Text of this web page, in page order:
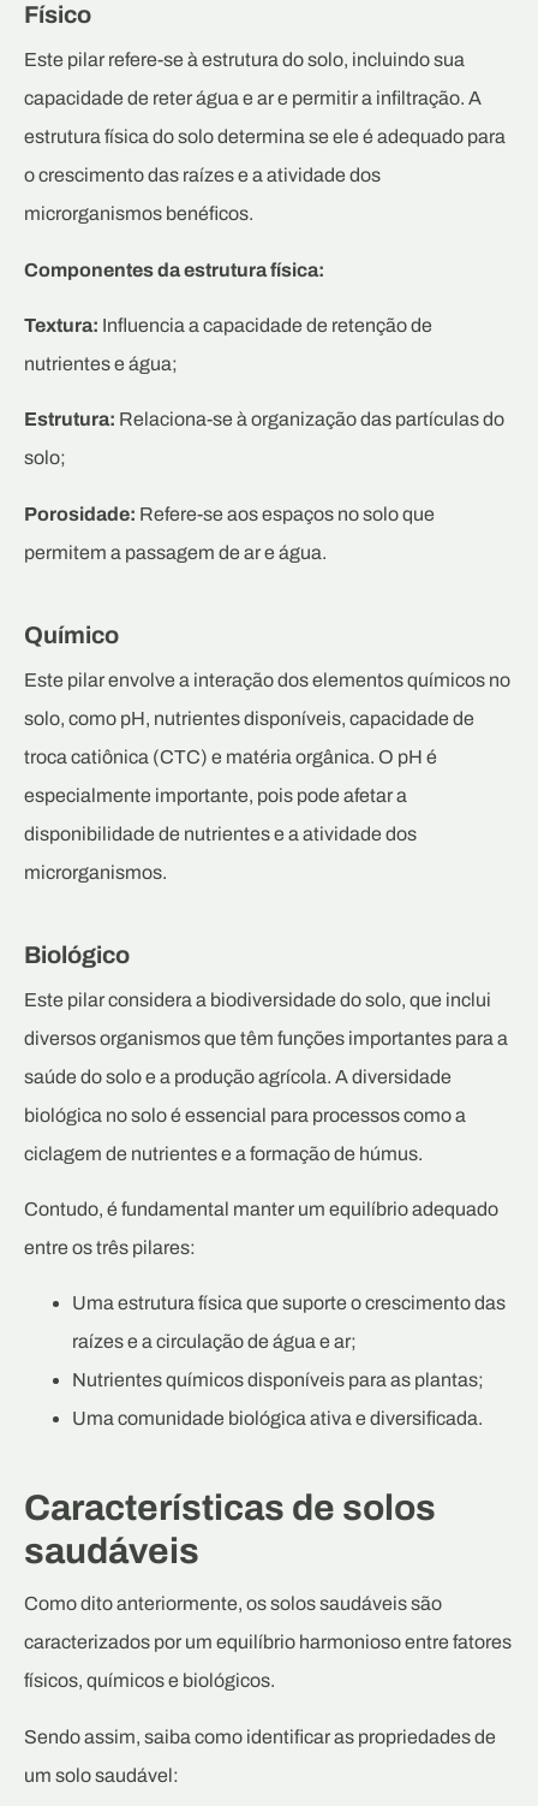
Físico
Este pilar refere-se à estrutura do solo, incluindo sua
capacidade de reter água e ar e permitir a infiltração. A
estrutura física do solo determina se ele é adequado para
o crescimento das raízes e a atividade dos
microrganismos benéficos.
Componentes da estrutura física:
Textura: Influencia a capacidade de retenção de
nutrientes e água;
Estrutura: Relaciona-se à organização das partículas do
solo;
Porosidade: Refere-se aos espaços no solo que
permitem a passagem de ar e água.
Químico
Este pilar envolve a interação dos elementos químicos no
solo, como pH, nutrientes disponíveis, capacidade de
troca catiônica (CTC) e matéria orgânica. O pH é
especialmente importante, pois pode afetar a
disponibilidade de nutrientes e a atividade dos
microrganismos.
Biológico
Este pilar considera a biodiversidade do solo, que inclui
diversos organismos que têm funções importantes para a
saúde do solo e a produção agrícola. A diversidade
biológica no solo é essencial para processos como a
ciclagem de nutrientes e a formação de húmus.
Contudo, é fundamental manter um equilíbrio adequado
entre os três pilares:
Uma estrutura física que suporte o crescimento das
raízes e a circulação de água e ar;
Nutrientes químicos disponíveis para as plantas;
Uma comunidade biológica ativa e diversificada.
Características de solos
saudáveis
Como dito anteriormente, os solos saudáveis são
caracterizados por um equilíbrio harmonioso entre fatores
físicos, químicos e biológicos.
Sendo assim, saiba como identificar as propriedades de
um solo saudável: